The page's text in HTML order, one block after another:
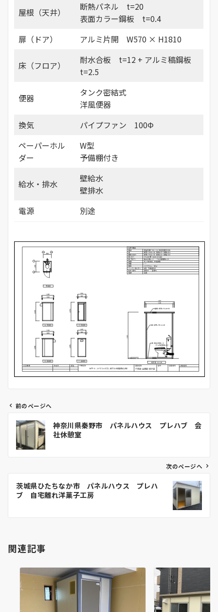
屋根（天井）
断熱パネル t=20
表面カラー鋼板 t=0.4
扉（ドア）
アルミ片開 W570 × H1810
床（フロア）
耐水合板 t=12 + アルミ稿鋼板
t=2.5
便器
タンク密結式
洋風便器
換気
パイプファン 100Φ
ペーパーホル
ダー
W型
予備棚付き
給水・排水
壁給水
壁排水
電源
別途
ビ
ン
前のページへ
神奈川県秦野市 パネルハウス プレハブ 会
社休憩室
次のページへ
茨城県ひたちなか市 パネルハウス プレハ
ブ 自宅離れ洋菓子工房
関連記事